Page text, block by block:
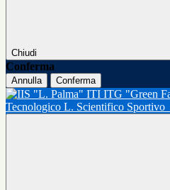
Chiudi
Conferma
Annulla Conferma
Tecnologico L. Scientifico Sportivo